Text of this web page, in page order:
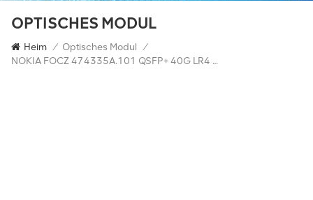
OPTISCHES MODUL
Heim / Optisches Modul /
NOKIA FOCZ 474335A.101 QSFP+ 40G LR4 10 Km 1310 Nm SM FTL4C1QM2C-NN Transceiver